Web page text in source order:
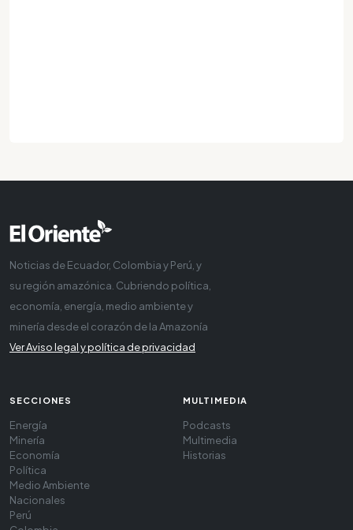
Noticias de Ecuador, Colombia y Perú, y
su región amazónica. Cubriendo política,
economía, energía, medio ambiente y
minería desde el corazón de la Amazonía
Ver Aviso legal y política de privacidad
SECCIONES
Energía
Minería
Economía
Política
Medio Ambiente
Nacionales
Perú
MULTIMEDIA
Podcasts
Multimedia
Historias